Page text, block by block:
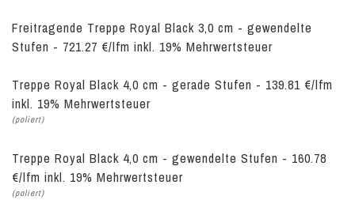
Freitragende Treppe Royal Black 3,0 cm - gewendelte
Stufen - 721.27 €/lfm inkl. 19% Mehrwertsteuer
Treppe Royal Black 4,0 cm - gerade Stufen - 139.81 €/lfm
inkl. 19% Mehrwertsteuer
(poliert)
Treppe Royal Black 4,0 cm - gewendelte Stufen - 160.78
€/lfm inkl. 19% Mehrwertsteuer
(poliert)